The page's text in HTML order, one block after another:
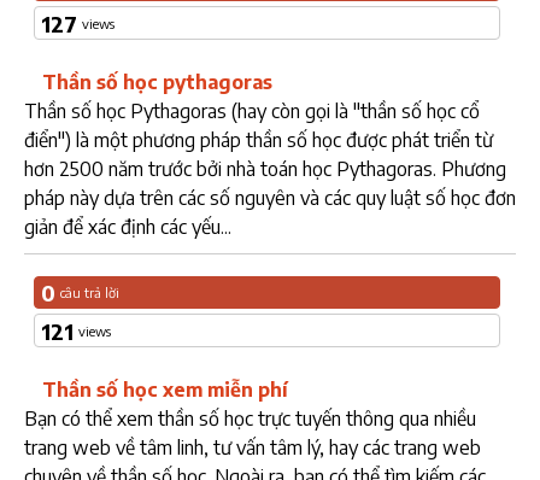
127 views
Thần số học pythagoras
Thần số học Pythagoras (hay còn gọi là "thần số học cổ
điển") là một phương pháp thần số học được phát triển từ
hơn 2500 năm trước bởi nhà toán học Pythagoras. Phương
pháp này dựa trên các số nguyên và các quy luật số học đơn
giản để xác định các yếu...
0 câu trả lời
121 views
Thần số học xem miễn phí
Bạn có thể xem thần số học trực tuyến thông qua nhiều
trang web về tâm linh, tư vấn tâm lý, hay các trang web